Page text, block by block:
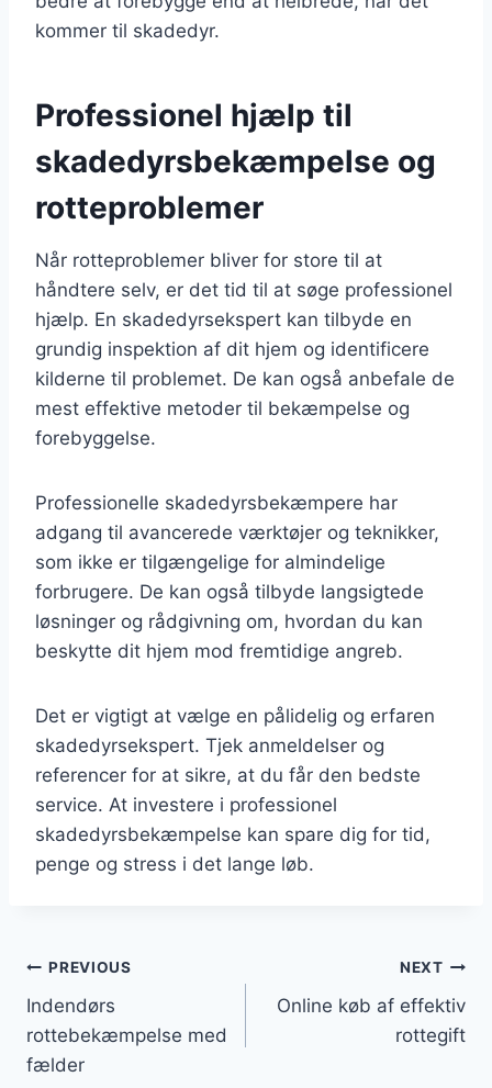
kommer til skadedyr.
Professionel hjælp til
skadedyrsbekæmpelse og
rotteproblemer
Når rotteproblemer bliver for store til at
håndtere selv, er det tid til at søge professionel
hjælp. En skadedyrsekspert kan tilbyde en
grundig inspektion af dit hjem og identificere
kilderne til problemet. De kan også anbefale de
mest effektive metoder til bekæmpelse og
forebyggelse.
Professionelle skadedyrsbekæmpere har
adgang til avancerede værktøjer og teknikker,
som ikke er tilgængelige for almindelige
forbrugere. De kan også tilbyde langsigtede
løsninger og rådgivning om, hvordan du kan
beskytte dit hjem mod fremtidige angreb.
Det er vigtigt at vælge en pålidelig og erfaren
skadedyrsekspert. Tjek anmeldelser og
referencer for at sikre, at du får den bedste
service. At investere i professionel
skadedyrsbekæmpelse kan spare dig for tid,
penge og stress i det lange løb.
Indlægsnavigation
PREVIOUS
Indendørs
rottebekæmpelse med
fælder
NEXT
Online køb af effektiv
rottegift